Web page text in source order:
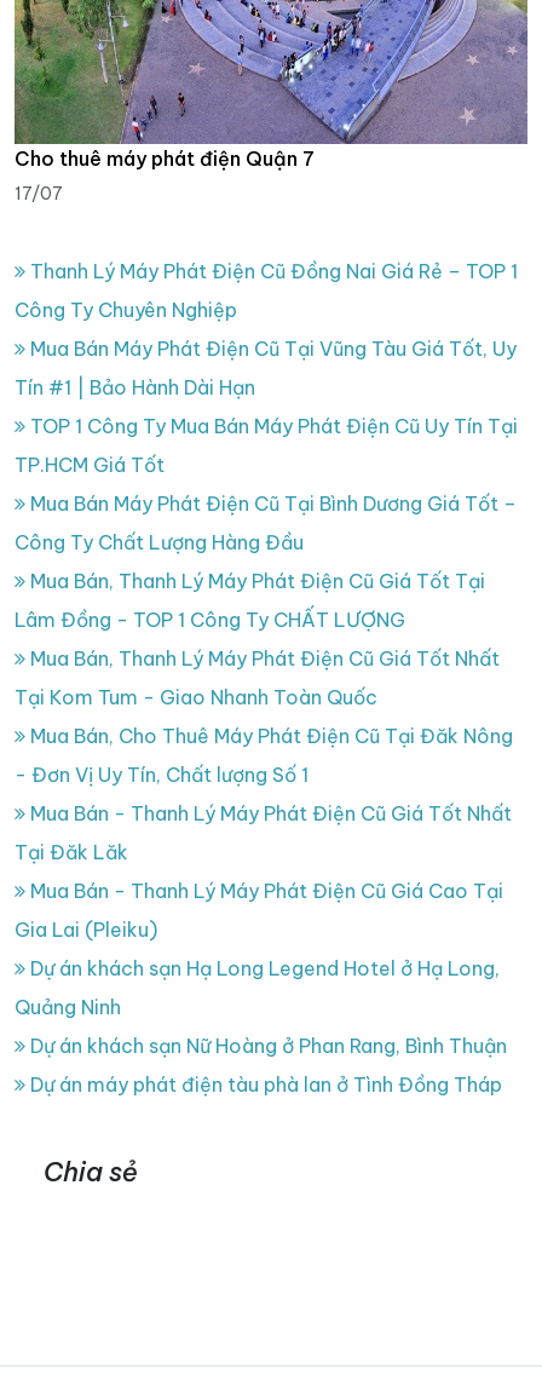
Cho thuê máy phát điện Quận 7
17/07
Thanh Lý Máy Phát Điện Cũ Đồng Nai Giá Rẻ – TOP 1
Công Ty Chuyên Nghiệp
Mua Bán Máy Phát Điện Cũ Tại Vũng Tàu Giá Tốt, Uy
Tín #1 | Bảo Hành Dài Hạn
TOP 1 Công Ty Mua Bán Máy Phát Điện Cũ Uy Tín Tại
TP.HCM Giá Tốt
Mua Bán Máy Phát Điện Cũ Tại Bình Dương Giá Tốt –
Công Ty Chất Lượng Hàng Đầu
Mua Bán, Thanh Lý Máy Phát Điện Cũ Giá Tốt Tại
Lâm Đồng - TOP 1 Công Ty CHẤT LƯỢNG
Mua Bán, Thanh Lý Máy Phát Điện Cũ Giá Tốt Nhất
Tại Kom Tum - Giao Nhanh Toàn Quốc
Mua Bán, Cho Thuê Máy Phát Điện Cũ Tại Đăk Nông
- Đơn Vị Uy Tín, Chất lượng Số 1
Mua Bán - Thanh Lý Máy Phát Điện Cũ Giá Tốt Nhất
Tại Đăk Lăk
Mua Bán - Thanh Lý Máy Phát Điện Cũ Giá Cao Tại
Gia Lai (Pleiku)
Dự án khách sạn Hạ Long Legend Hotel ở Hạ Long,
Quảng Ninh
Dự án khách sạn Nữ Hoàng ở Phan Rang, Bình Thuận
Dự án máy phát điện tàu phà lan ở Tình Đồng Tháp
Chia sẻ